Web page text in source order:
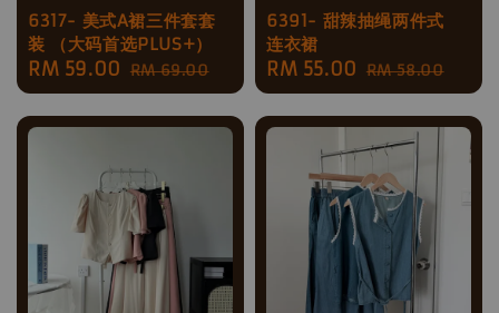
6317- 美式A裙三件套套
装 （大码首选PLUS+）
Sale
price
RM 59.00 Regular
price
RM 69.00
6391- 甜辣抽绳两件式
连衣裙
Sale
price
RM 55.00 Regular
price
RM 58.00